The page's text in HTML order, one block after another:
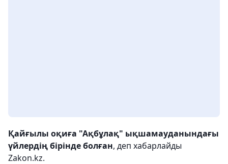
Қайғылы оқиға "Ақбұлақ" ықшамауданындағы
үйлердің бірінде болған, деп хабарлайды
Zakon.kz.